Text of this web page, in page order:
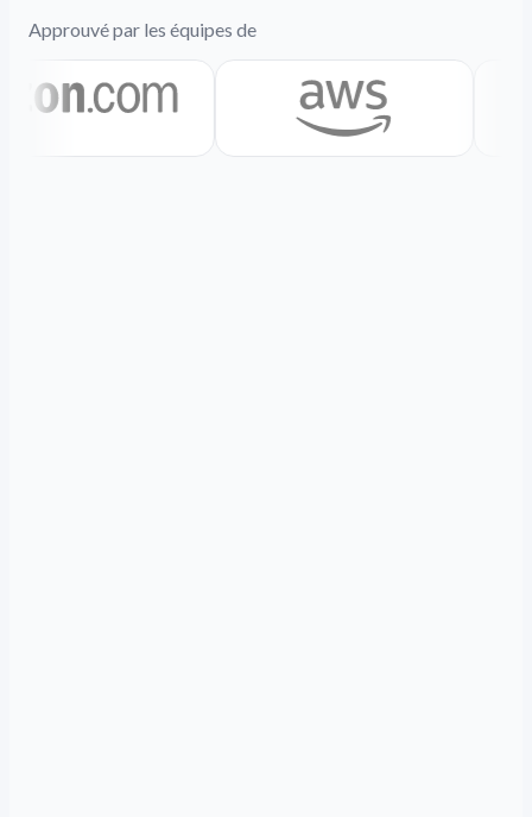
Approuvé par les équipes de